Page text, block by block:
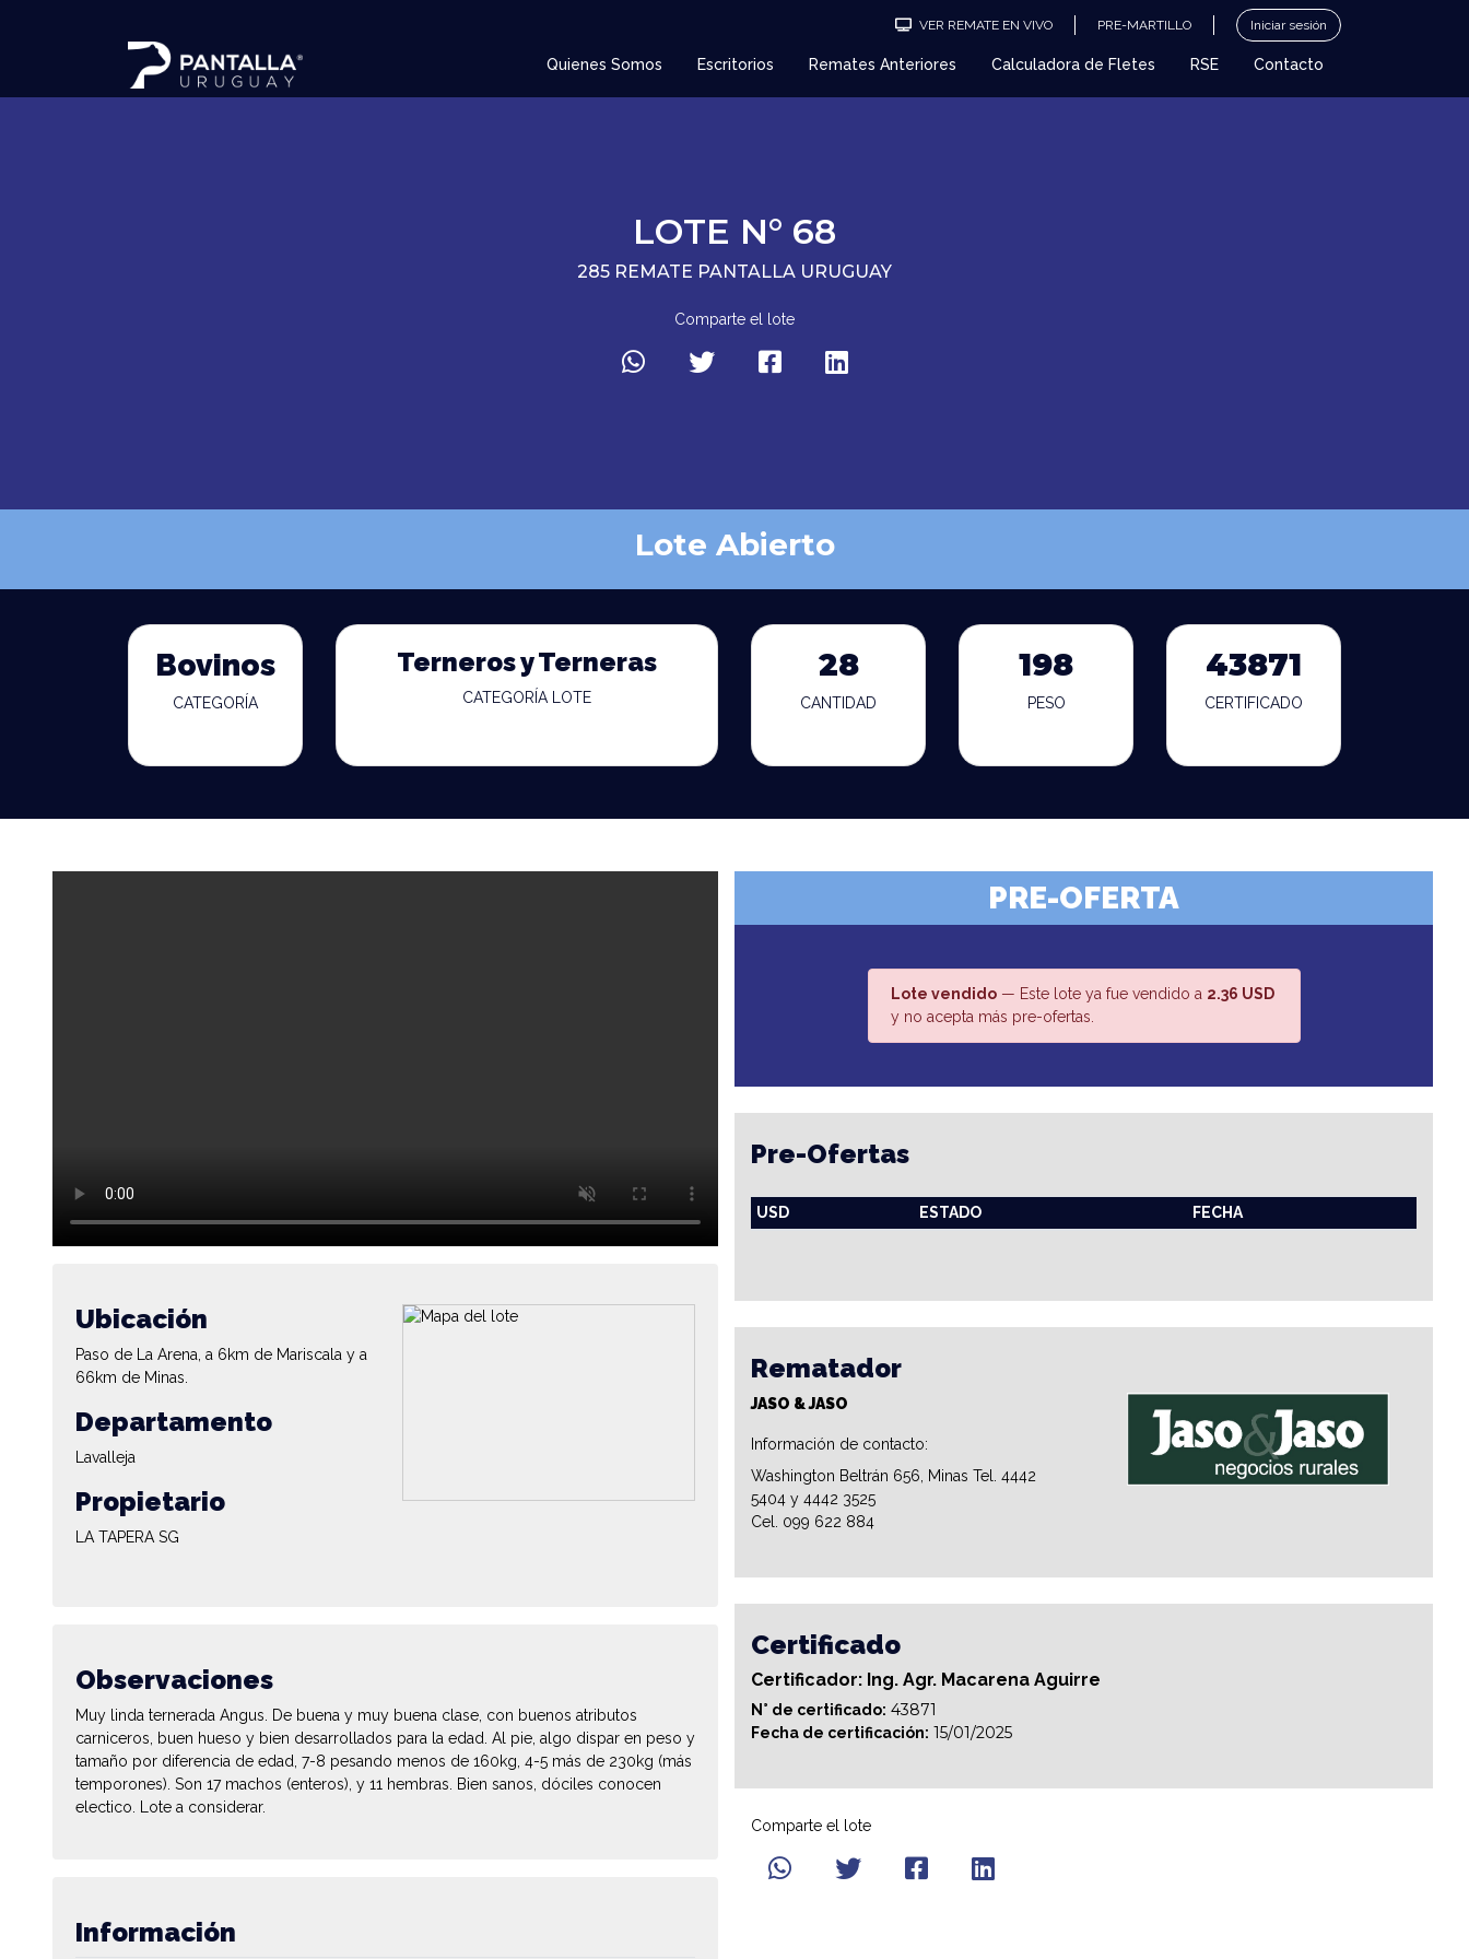
VER REMATE EN VIVO PRE-MARTILLO Iniciar sesión
Quienes Somos Escritorios Remates Anteriores Calculadora de Fletes RSE Contacto
LOTE N° 68
285 REMATE PANTALLA URUGUAY
Comparte el lote
Lote Abierto
Bovinos
CATEGORÍA
Terneros y Terneras
CATEGORÍA LOTE
28
CANTIDAD
198
PESO
43871
CERTIFICADO
Ubicación
Paso de La Arena, a 6km de Mariscala y a
66km de Minas.
Departamento
Lavalleja
Propietario
LA TAPERA SG
Observaciones
Muy linda ternerada Angus. De buena y muy buena clase, con buenos atributos
carniceros, buen hueso y bien desarrollados para la edad. Al pie, algo dispar en peso y
tamaño por diferencia de edad, 7-8 pesando menos de 160kg, 4-5 más de 230kg (más
temporones). Son 17 machos (enteros), y 11 hembras. Bien sanos, dóciles conocen
electico. Lote a considerar.
Información
PRE-OFERTA
Lote vendido— Este lote ya fue vendido a 2.36 USD
y no acepta más pre-ofertas.
Pre-Ofertas
USD ESTADO FECHA
Rematador
JASO & JASO
Información de contacto:
Washington Beltrán 656, Minas Tel. 4442
5404 y 4442 3525
Cel. 099 622 884
Certificado
Certificador: Ing. Agr. Macarena Aguirre
N° de certificado: 43871
Fecha de certificación: 15/01/2025
Comparte el lote